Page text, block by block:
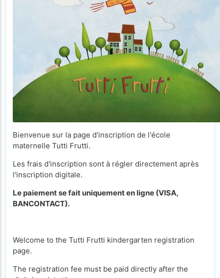
Bienvenue sur la page d'inscription de l'école
maternelle Tutti Frutti.
Les frais d'inscription sont à régler directement après
l'inscription digitale.
Le paiement se fait uniquement en ligne (VISA,
BANCONTACT).
Welcome to the Tutti Frutti kindergarten registration
page.
The registration fee must be paid directly after the